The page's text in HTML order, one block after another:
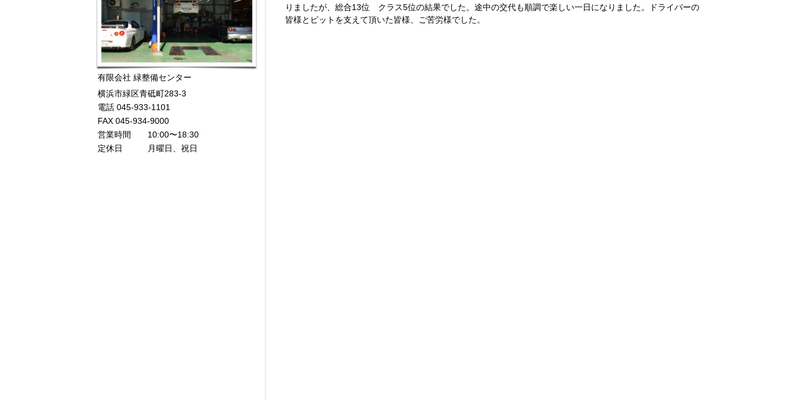
りましたが、総合13位 クラス5位の結果でした。途中の交代も順調で楽しい一日になりました。ドライバーの
皆様とピットを支えて頂いた皆様、ご苦労様でした。
有限会社 緑整備センター
横浜市緑区青砥町283-3
電話 045-933-1101
FAX 045-934-9000
営業時間 10:00〜18:30
定休日 月曜日、祝日